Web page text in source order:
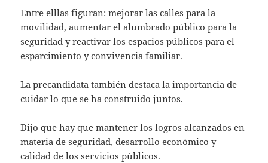
Entre elllas figuran: mejorar las calles para la
movilidad, aumentar el alumbrado público para la
seguridad y reactivar los espacios públicos para el
esparcimiento y convivencia familiar.
La precandidata también destaca la importancia de
cuidar lo que se ha construido juntos.
Dijo que hay que mantener los logros alcanzados en
materia de seguridad, desarrollo económico y
calidad de los servicios públicos.